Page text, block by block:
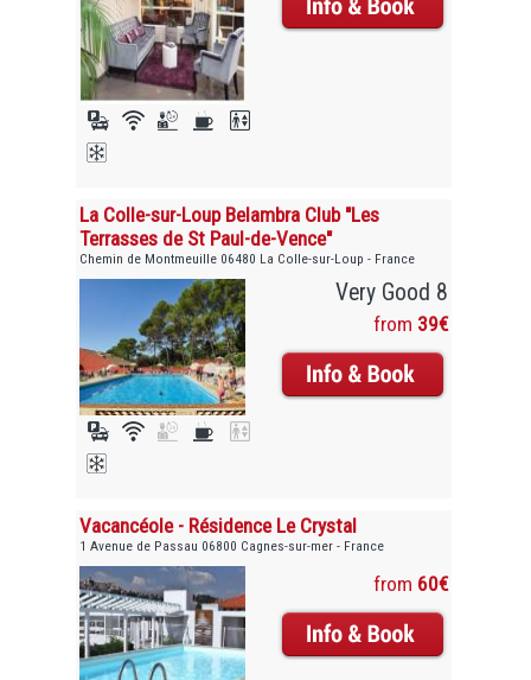
La Colle-sur-Loup Belambra Club "Les
Terrasses de St Paul-de-Vence"
Chemin de Montmeuille 06480 La Colle-sur-Loup - France
Very Good 8
from 39€
Vacancéole - Résidence Le Crystal
1 Avenue de Passau 06800 Cagnes-sur-mer - France
from 60€